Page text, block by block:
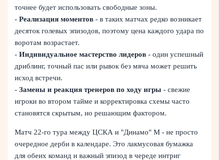
точнее будет использовать свободные зоны.
-Реализация моментов - в таких матчах редко возникает
десяток голевых эпизодов, поэтому цена каждого удара по
воротам возрастает.
-Индивидуальное мастерство лидеров - один успешный
дриблинг, точный пас или рывок без мяча может решить
исход встречи.
-Замены и реакция тренеров по ходу игры - свежие
игроки во втором тайме и корректировка схемы часто
становятся скрытым, но решающим фактором.
Матч 22-го тура между ЦСКА и "Динамо" М - не просто
очередное дерби в календаре. Это лакмусовая бумажка
для обеих команд и важный эпизод в череде интриг